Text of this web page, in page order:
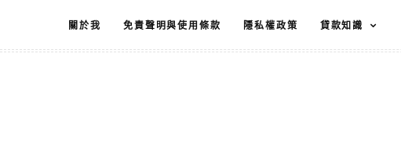
主
關於我 免責聲明與使用條款 隱私權政策 貸款知識